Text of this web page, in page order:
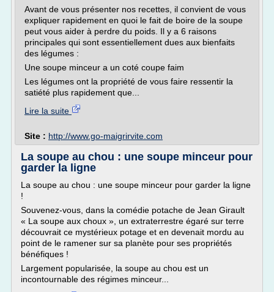
Avant de vous présenter nos recettes, il convient de vous
expliquer rapidement en quoi le fait de boire de la soupe
peut vous aider à perdre du poids. Il y a 6 raisons
principales qui sont essentiellement dues aux bienfaits
des légumes :
Une soupe minceur a un coté coupe faim
Les légumes ont la propriété de vous faire ressentir la
satiété plus rapidement que...
Lire la suite
Site : http://www.go-maigrirvite.com
La soupe au chou : une soupe minceur pour
garder la ligne
La soupe au chou : une soupe minceur pour garder la ligne
!
Souvenez-vous, dans la comédie potache de Jean Girault
« La soupe aux choux », un extraterrestre égaré sur terre
découvrait ce mystérieux potage et en devenait mordu au
point de le ramener sur sa planète pour ses propriétés
bénéfiques !
Largement popularisée, la soupe au chou est un
incontournable des régimes minceur...